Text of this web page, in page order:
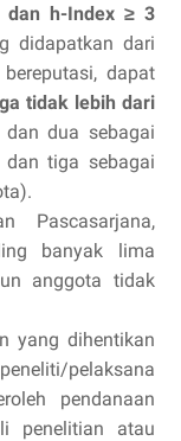
dan h-Index ≥ 3
didapatkan dari
dapat
tidak lebih dari
dua sebagai
tiga sebagai
Pascasarjana,
banyak lima
anggota tidak
yang dihentikan
pelaksana
pendanaan
penelitian atau